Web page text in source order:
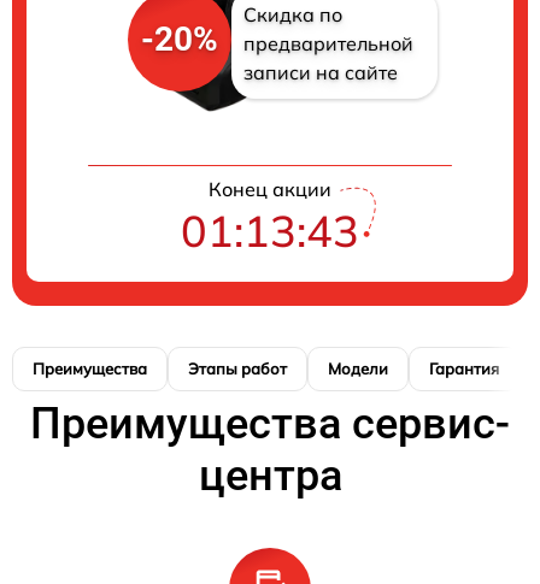
-20%
Скидка по
предварительной
записи на сайте
Конец акции
01:13:42
Преимущества Этапы работ Модели Гарантия
Преимущества сервис-
центра